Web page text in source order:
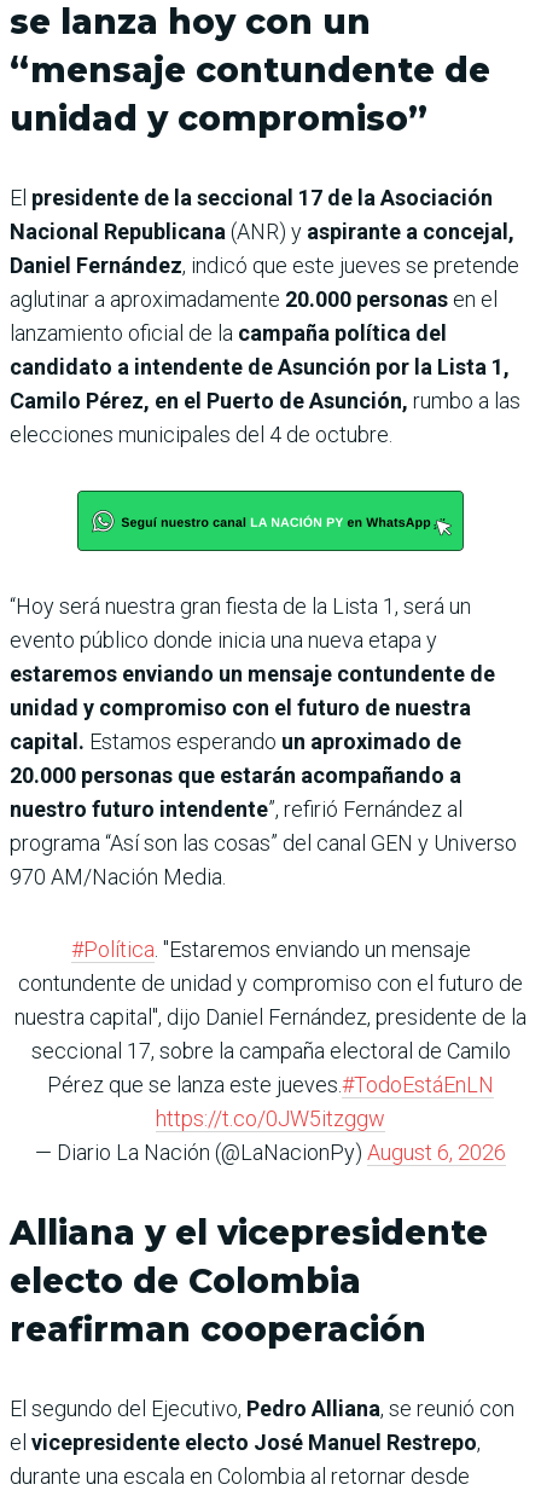
se lanza hoy con un
“mensaje contundente de
unidad y compromiso”
El presidente de la seccional 17 de la Asociación
Nacional Republicana(ANR) y aspirante a concejal,
Daniel Fernández, indicó que este jueves se pretende
aglutinar a aproximadamente 20.000 personas en el
lanzamiento oficial de la campaña política del
candidato a intendente de Asunción por la Lista 1,
Camilo Pérez, en el Puerto de Asunción, rumbo a las
elecciones municipales del 4 de octubre.
“Hoy será nuestra gran fiesta de la Lista 1, será un
evento público donde inicia una nueva etapa y
estaremos enviando un mensaje contundente de
unidad y compromiso con el futuro de nuestra
capital. Estamos esperando un aproximado de
20.000 personas que estarán acompañando a
nuestro futuro intendente”, refirió Fernández al
programa “Así son las cosas” del canal GEN y Universo
970 AM/Nación Media.
#Política. "Estaremos enviando un mensaje
contundente de unidad y compromiso con el futuro de
nuestra capital", dijo Daniel Fernández, presidente de la
seccional 17, sobre la campaña electoral de Camilo
Pérez que se lanza este jueves.#TodoEstáEnLN
https://t.co/0JW5itzggw
— Diario La Nación (@LaNacionPy) August 6, 2026
Alliana y el vicepresidente
electo de Colombia
reafirman cooperación
El segundo del Ejecutivo, Pedro Alliana, se reunió con
el vicepresidente electo José Manuel Restrepo,
durante una escala en Colombia al retornar desde